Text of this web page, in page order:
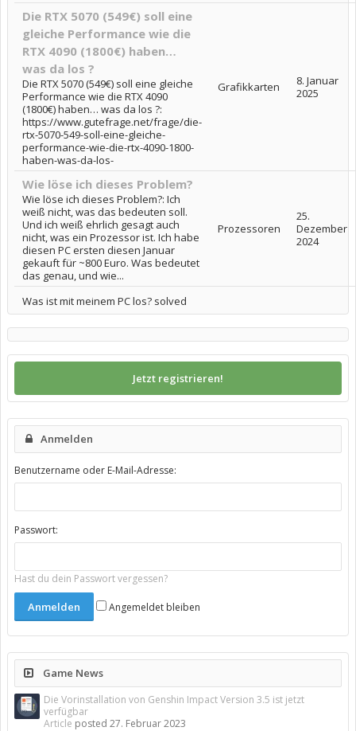
Die RTX 5070 (549€) soll eine
gleiche Performance wie die
RTX 4090 (1800€) haben…
was da los ?
Die RTX 5070 (549€) soll eine gleiche
Performance wie die RTX 4090
(1800€) haben… was da los ?:
https://www.gutefrage.net/frage/die-
rtx-5070-549-soll-eine-gleiche-
performance-wie-die-rtx-4090-1800-
haben-was-da-los-
Grafikkarten
8. Januar
2025
Wie löse ich dieses Problem?
Wie löse ich dieses Problem?: Ich
weiß nicht, was das bedeuten soll.
Und ich weiß ehrlich gesagt auch
nicht, was ein Prozessor ist. Ich habe
diesen PC ersten diesen Januar
gekauft für ~800 Euro. Was bedeutet
das genau, und wie...
Prozessoren
25.
Dezember
2024
Was ist mit meinem PC los? solved
Jetzt registrieren!
Anmelden
Benutzername oder E-Mail-Adresse:
Passwort:
Hast du dein Passwort vergessen?
Angemeldet bleiben
Game News
Die Vorinstallation von Genshin Impact Version 3.5 ist jetzt
verfügbar
Article posted 27. Februar 2023